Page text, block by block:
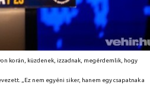
korán, küzdenek, izzadnak, megérdemlik, hogy
„Ez nem egyéni siker, hanem egy csapatnak a